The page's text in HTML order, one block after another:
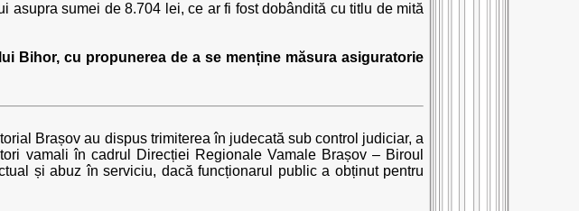
asupra sumei de 8.704 lei, ce ar fi fost dobândită cu titlu de mită
Bihor, cu propunerea de a se menține măsura asiguratorie
Brașov au dispus trimiterea în judecată sub control judiciar, a
vamali în cadrul Direcției Regionale Vamale Brașov – Biroul
și abuz în serviciu, dacă funcționarul public a obținut pentru